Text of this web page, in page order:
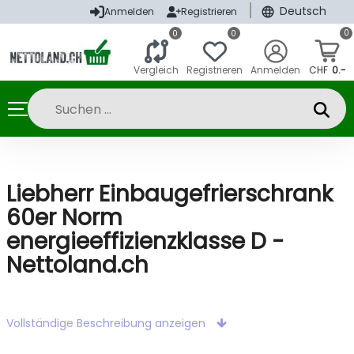
Anmelden Registrieren Deutsch
0
Vergleich
0
Registrieren Anmelden
0
CHF 0.-
Liebherr Einbaugefrierschrank
60er Norm
energieeffizienzklasse D -
Nettoland.ch
Vollständige Beschreibung anzeigen